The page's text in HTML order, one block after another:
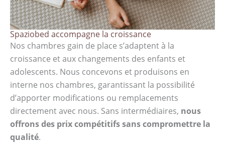
Spaziobed accompagne la croissance
Nos chambres gain de place s’adaptent à la
croissance et aux changements des enfants et
adolescents. Nous concevons et produisons en
interne nos chambres, garantissant la possibilité
d’apporter modifications ou remplacements
directement avec nous. Sans intermédiaires, nous
offrons des prix compétitifs sans compromettre la
qualité.